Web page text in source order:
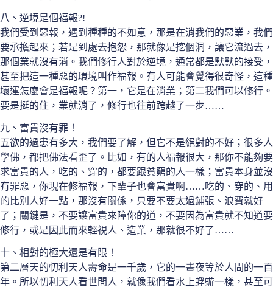
八、逆境是個福報?!
我們受到惡報，遇到種種的不如意，那是在消我們的惡業，我們
要承擔起來；若是到處去抱怨，那就像是挖個洞，讓它流過去，
那個業就沒有消。我們修行人對於逆境，通常都是默默的接受，
甚至把這一種惡的環境叫作福報。有人可能會覺得很奇怪，這種
壞運怎麼會是福報呢？第一，它是在消業；第二我們可以修行。
要是挺的住，業就消了，修行也往前跨越了一步……
九、富貴沒有罪！
五欲的過患有多大，我們要了解，但它不是絕對的不好；很多人
學佛，都把佛法看歪了。比如，有的人福報很大，那你不能夠要
求富貴的人，吃的、穿的，都要跟貧窮的人一樣；富貴本身並沒
有罪惡，你現在修福報，下輩子也會富貴啊……吃的、穿的、用
的比別人好一點，那沒有關係，只要不要太過鋪張、浪費就好
了；關鍵是，不要讓富貴來障你的道，不要因為富貴就不知道要
修行，或是因此而來輕視人、造業，那就很不好了……
十、相對的極大還是有限！
第二層天的忉利天人壽命是一千歲，它的一晝夜等於人間的一百
年。所以忉利天人看世間人，就像我們看水上蜉蝣一樣，甚至可